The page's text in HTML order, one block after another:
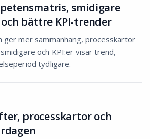
smidigare
bättre KPI-trender
ger mer sammanhang, processkartor
och KPI:er visar trend,
tydligare.
processkartor och